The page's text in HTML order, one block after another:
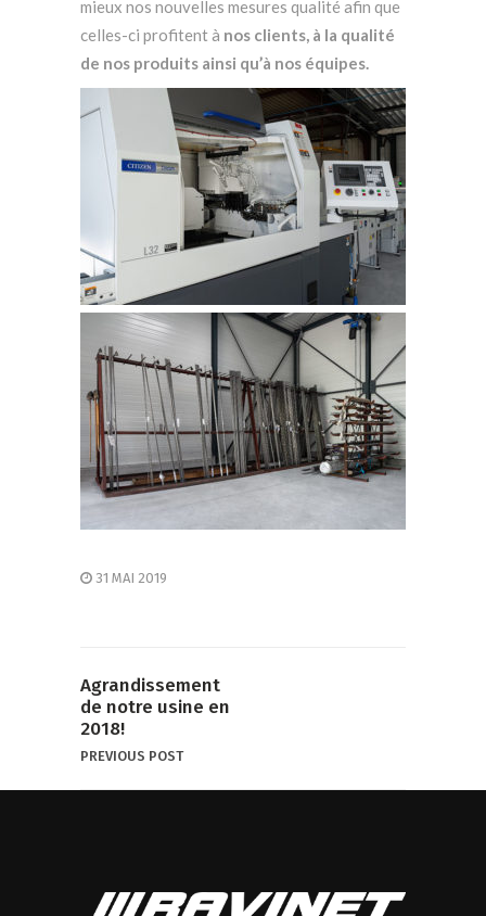
mieux nos nouvelles mesures qualité afin que
celles-ci profitent à nos clients, à la qualité
de nos produits ainsi qu’à nos équipes.
31 MAI 2019
Agrandissement
de notre usine en
2018!
PREVIOUS POST